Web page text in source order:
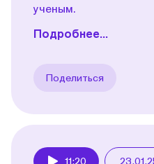
ученым.
Подробнее...
Поделиться
11:20